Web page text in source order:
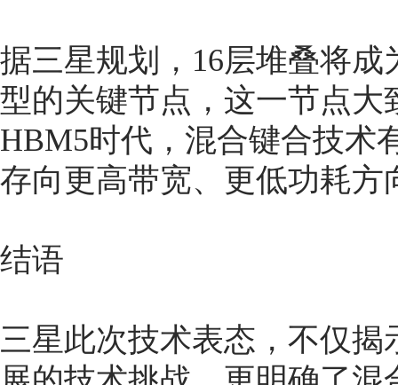
据三星规划，16层堆叠将
型的关键节点，这一节点
HBM5时代，混合键合技术
存向更高带宽、更低功耗方
结语
三星此次技术表态，不仅